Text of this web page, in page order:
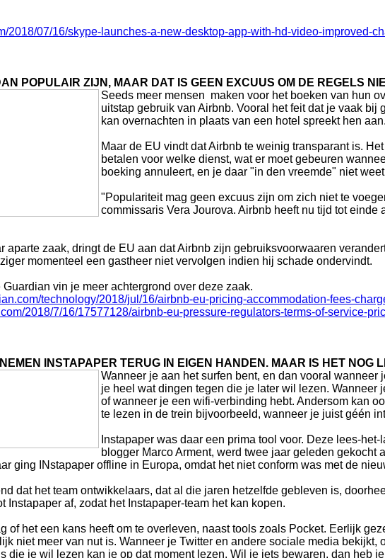
2018/07/16/skype-launches-a-new-desktop-app-with-hd-video-improved-
POPULAIR ZIJN, MAAR DAT IS GEEN EXCUUS OM DE REGELS
Seeds meer mensen maken voor het boeken van hun
uitstap gebruik van Airbnb. Vooral het feit dat je vaak
kan overnachten in plaats van een hotel spreekt hen aan.
Maar de EU vindt dat Airbnb te weinig transparant is.
betalen voor welke dienst, wat er moet gebeuren
boeking annuleert, en je daar "in den vreemde" niet
"Populariteit mag geen excuus zijn om zich niet te
commissaris Vera Jourova. Airbnb heeft nu tijd tot
aparte zaak, dringt de EU aan dat Airbnb zijn gebruiksvoorwaaren
momenteel een gastheer niet vervolgen indien hij schade ondervindt.
vin je meer achtergrond over deze zaak.
technology/2018/jul/16/airbnb-eu-pricing-accommodation-fees-
2018/7/16/17577128/airbnb-eu-pressure-regulators-terms-of-service-
INSTAPAPER TERUG IN EIGEN HANDEN. MAAR IS HET NOG
Wanneer je aan het surfen bent, en dan vooral
je heel wat dingen tegen die je later wil lezen. Wanneer
of wanneer je een wifi-verbinding hebt. Andersom kan
te lezen in de trein bijvoorbeeld, wanneer je juist géén
Instapaper was daar een prima tool voor. Deze lees-
blogger Marco Arment, werd twee jaar geleden gekocht
ging INstapaper offline in Europa, omdat het niet conform was met de
dat het team ontwikkelaars, dat al die jaren hetzelfde gebleven is,
Instapaper af, zodat het Instapaper-team het kan kopen.
of het een kans heeft om te overleven, naast tools zoals Pocket. Eerlijk
niet meer van nut is. Wanneer je Twitter en andere sociale media
die je wil lezen kan je op dat moment lezen. Wil je iets bewaren, dan heb